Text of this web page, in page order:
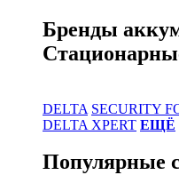
Бренды
DELTA SECURITY
DELTA XPERT ЕЩЁ
Популярные